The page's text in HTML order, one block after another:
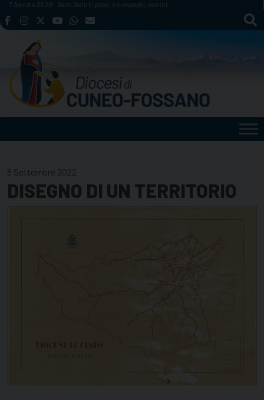
Skip
to
7 Agosto 2026 Santi Sisto II, papa, e compagni, martiri
8 Settembre 2022
DISEGNO DI UN TERRITORIO